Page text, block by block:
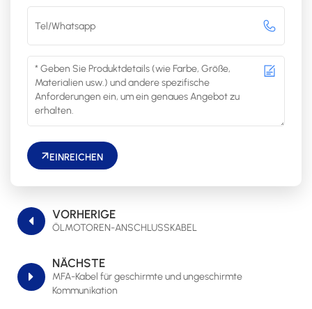
EINREICHEN
VORHERIGE
ÖLMOTOREN-ANSCHLUSSKABEL
NÄCHSTE
MFA-Kabel für geschirmte und ungeschirmte
Kommunikation